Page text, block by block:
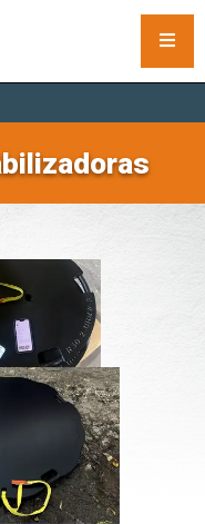
grúas
estabilizadores